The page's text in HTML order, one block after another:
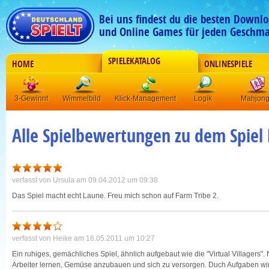
Bei uns findest du die besten
und Online Games für jeden
HOME SPIELEKATALOG ONLINESPIELE
3-Gewinnt Wimmelbild Klick-Management Logik Mahjong
Alle Spielbewertungen zu dem Spiel
verfasst von Ursula am 09.04.2012 um 09:38
Das Spiel macht echt Laune. Freu mich schon auf Farm Tribe 2.
verfasst von Heike am 16.05.2011 um 10:27
Ein ruhiges, gemächliches Spiel, ähnlich aufgebaut wie die "Virtual
Arbeiter lernen, Gemüse anzubauen und sich zu versorgen. Duch Aufgaben